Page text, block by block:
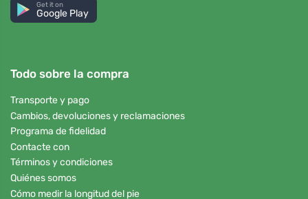
Get it on
Google Play
Todo sobre la compra
Transporte y pago
Cambios, devoluciones y reclamaciones
Programa de fidelidad
Contacte con
Términos y condiciones
Quiénes somos
Cómo medir la longitud del pie